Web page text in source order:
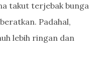
takut terjebak bunga
Padahal,
lebih ringan dan